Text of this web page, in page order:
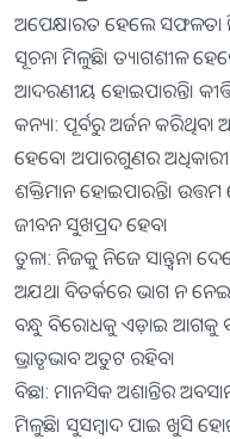
ଅପେକ୍ଷାରତ ହେଲେ ସଫଳତା
ସୂଚନା ମିଳୁଛି। ତ୍ୟାଗଶୀଳ
ଆଦରଣୀୟ ହୋଇପାରନ୍ତି।
କନ୍ୟା: ପୂର୍ବରୁ ଅର୍ଜନ କରିଥିବା
ହେବେ। ଅପାରଗୁଣର ଅଧିକାରୀ
ଶକ୍ତିମାନ ହୋଇପାରନ୍ତି।
ଜୀବନ ସୁଖପ୍ରଦ ହେବ।
ତୁଳା: ନିଜକୁ ନିଜେ ସାନ୍ତ୍ୱନା
ଅଯଥା ବିତର୍କରେ ଭାଗ ନ
ବନ୍ଧୁ ବିରୋଧକୁ ଏଡ଼ାଇ ଆଗକୁ ବଢ଼ି
ଭ୍ରାତୃଭାବ ଅତୁଟ ରହିବ।
ବିଛା: ମାନସିକ ଅଶାନ୍ତିର
ମିଳୁଛି। ସୁସମ୍ବାଦ ପାଇ ଖୁସି